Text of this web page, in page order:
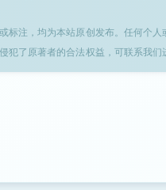
标注，均为本站原创发布。任何个
犯了原著者的合法权益，可联系我们